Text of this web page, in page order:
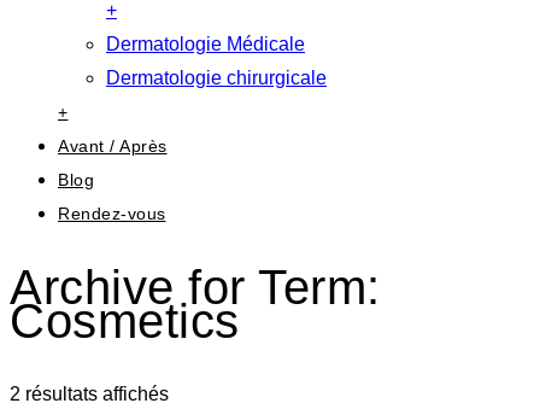
+
Dermatologie Médicale
Dermatologie chirurgicale
+
Avant / Après
Blog
Rendez-vous
Archive for Term:
Cosmetics
2 résultats affichés